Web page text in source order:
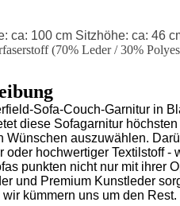
ca: 100 cm Sitzhöhe: ca: 46
(70% Leder / 30%
Sofa-Couch-Garnitur in
diese Sofagarnitur
Wünschen auszuwählen.
oder hochwertiger Textilstoff
punkten nicht nur mit ihrer
und Premium Kunstleder
kümmern uns um den